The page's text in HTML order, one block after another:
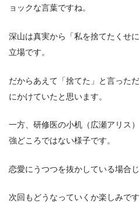
ョックな言葉ですね。
深山は真実から「私を捨てたくせ
立場です。
だからあえて「捨てた」と言った
にかけていたと思います。
一方、研修医の小机（広瀬アリス
強どころではない様子です。
恋愛にうつつを抜かしている場合
次回もどうなっていくか楽しみです